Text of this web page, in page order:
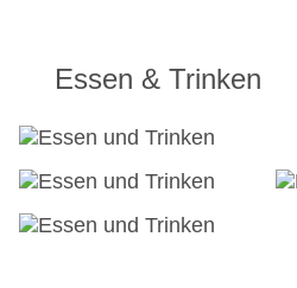
24h Rezeption
Parkplatz: gegen Gebühr
Check-out bis: 11:00:00
Konferenzraum
Hotelsafe
Essen & Trinken